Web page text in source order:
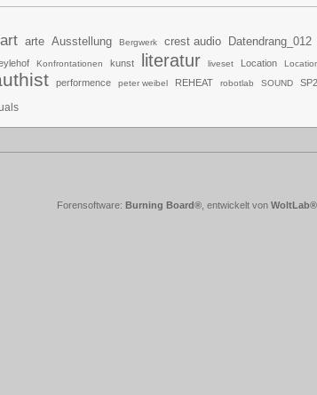
art arte Ausstellung Bergwerk crest audio Datendrang_012
Konfrontationen kunst literatur liveset Location
performence peter weibel REHEAT robotlab SOUND
Forensoftware: Burning Board® , entwickelt von